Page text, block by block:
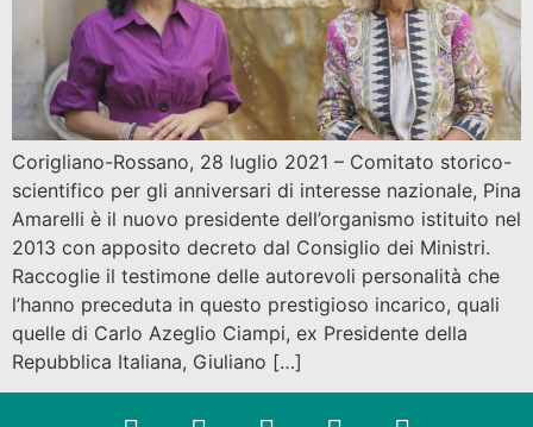
Corigliano-Rossano, 28 luglio 2021 – Comitato storico-
scientifico per gli anniversari di interesse nazionale, Pina
Amarelli è il nuovo presidente dell’organismo istituito nel
2013 con apposito decreto dal Consiglio dei Ministri.
Raccoglie il testimone delle autorevoli personalità che
l’hanno preceduta in questo prestigioso incarico, quali
quelle di Carlo Azeglio Ciampi, ex Presidente della
Repubblica Italiana, Giuliano […]